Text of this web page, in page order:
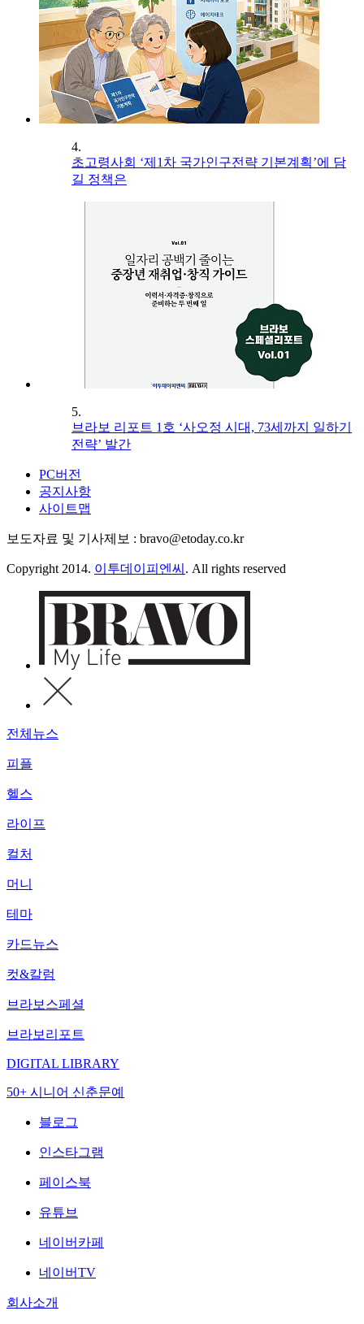
4.
초고령사회 ‘제1차 국가인구전략 기본계획’에 담
길 정책은
5.
브라보 리포트 1호 ‘사오정 시대, 73세까지 일하기
전략’ 발간
PC버전
공지사항
사이트맵
보도자료 및 기사제보 : bravo@etoday.co.kr
Copyright 2014. 이투데이피엔씨 . All rights reserved
전체뉴스
피플
헬스
라이프
컬처
머니
테마
카드뉴스
컷&칼럼
브라보스페셜
브라보리포트
DIGITAL LIBRARY
50+ 시니어 신춘문예
블로그
인스타그램
페이스북
유튜브
네이버카페
네이버TV
회사소개